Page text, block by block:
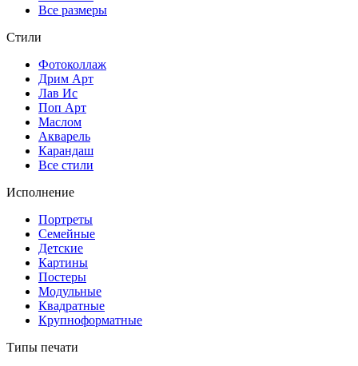
Все размеры
Стили
Фотоколлаж
Дрим Арт
Лав Ис
Поп Арт
Маслом
Акварель
Карандаш
Все стили
Исполнение
Портреты
Семейные
Детские
Картины
Постеры
Модульные
Квадратные
Крупноформатные
Типы печати